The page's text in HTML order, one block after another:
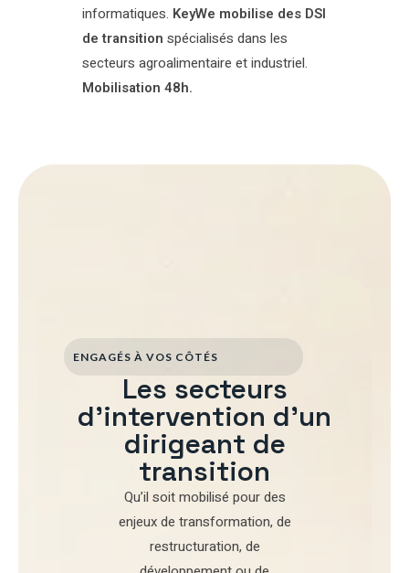
informatiques. KeyWe mobilise des DSI
de transition spécialisés dans les
secteurs agroalimentaire et industriel.
Mobilisation 48h.
ENGAGÉS À VOS CÔTÉS
Les secteurs
d'intervention d'un
dirigeant de
transition
Qu’il soit mobilisé pourdes
enjeux de transformation, de
restructuration, de